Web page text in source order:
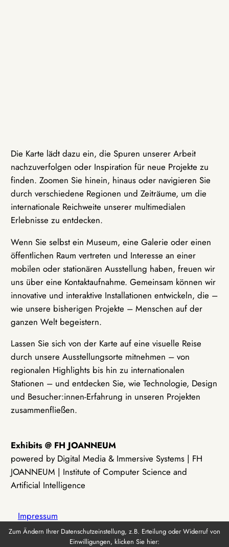
Die Karte lädt dazu ein, die Spuren unserer Arbeit
nachzuverfolgen oder Inspiration für neue Projekte zu
finden. Zoomen Sie hinein, hinaus oder navigieren Sie
durch verschiedene Regionen und Zeiträume, um die
internationale Reichweite unserer multimedialen
Erlebnisse zu entdecken.
Wenn Sie selbst ein Museum, eine Galerie oder einen
öffentlichen Raum vertreten und Interesse an einer
mobilen oder stationären Ausstellung haben, freuen wir
uns über eine Kontaktaufnahme. Gemeinsam können wir
innovative und interaktive Installationen entwickeln, die –
wie unsere bisherigen Projekte – Menschen auf der
ganzen Welt begeistern.
Lassen Sie sich von der Karte auf eine visuelle Reise
durch unsere Ausstellungsorte mitnehmen – von
regionalen Highlights bis hin zu internationalen
Stationen – und entdecken Sie, wie Technologie, Design
und Besucher:innen-Erfahrung in unseren Projekten
zusammenfließen.
Exhibits @ FH JOANNEUM
powered by Digital Media & Immersive Systems | FH
JOANNEUM | Institute of Computer Science and
Artificial Intelligence
Impressum
Zum Ändern Ihrer Datenschutzeinstellung, z.B. Erteilung oder Widerruf von
Einwilligungen, klicken Sie hier: